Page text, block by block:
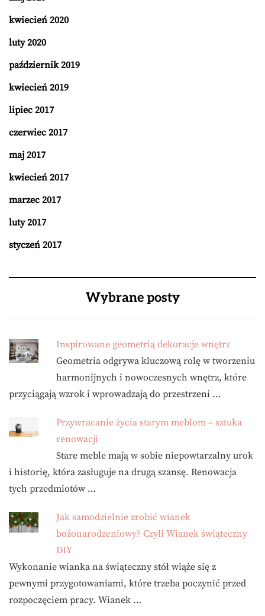
kwiecień 2020
luty 2020
październik 2019
kwiecień 2019
lipiec 2017
czerwiec 2017
maj 2017
kwiecień 2017
marzec 2017
luty 2017
styczeń 2017
Wybrane posty
Inspirowane geometrią dekoracje wnętrz
Geometria odgrywa kluczową rolę w tworzeniu
harmonijnych i nowoczesnych wnętrz, które
przyciągają wzrok i wprowadzają do przestrzeni …
Przywracanie życia starym meblom – sztuka
renowacji
Stare meble mają w sobie niepowtarzalny urok
i historię, która zasługuje na drugą szansę. Renowacja
tych przedmiotów …
Jak samodzielnie zrobić wianek
bożonarodzeniowy? Czyli Wianek świąteczny
DIY
Wykonanie wianka na świąteczny stół wiąże się z
pewnymi przygotowaniami, które trzeba poczynić przed
rozpoczęciem pracy. Wianek …